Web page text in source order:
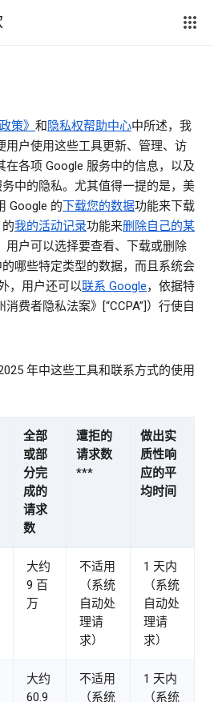
策》 和隐私权帮助中心中所述，我
用户使用这些工具更新、管理、访
在各项 Google 服务中的信息，以及
中的隐私。尤其值得一提的是，美
Google 的下载您的数据功能来下载
我的活动记录功能来删除自己的某
用户可以选择要查看、下载或删除
哪些特定类型的数据，而且系统会
，用户还可以联系 Google，依据特
费者隐私法案》[“CCPA”]）行使自
年中这些工具和联系方式的使用
全部
或部
分完
成的
请求
数
遭拒的
请求数
***
做出实
质性响
应的平
均时间
大约
9 百
万
不适用
（系统
自动处
理请
求）
1 天内
（系统
自动处
理请
求）
大约
60.9
不适用
（系统
1 天内
（系统